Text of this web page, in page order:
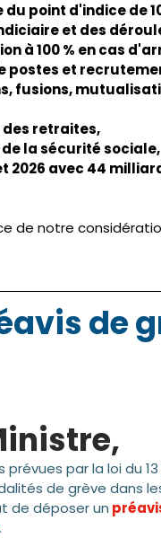
point d'indice de
et des
à 100 % en cas
postes et
fusions,
retraites,
la sécurité sociale,
avec 44
de notre
de
par la loi du 13
de grève dans
de déposer un
.